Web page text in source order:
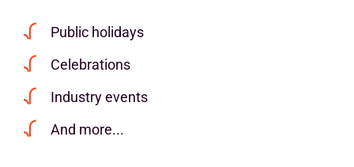
Public holidays
Celebrations
Industry events
And more...